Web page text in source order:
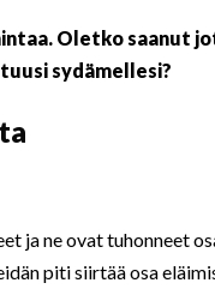
Oletko saanut
sydämellesi?
ja ne ovat tuhonneet
piti siirtää osa